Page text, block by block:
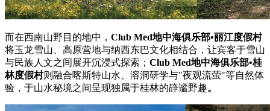
而在西南山野目的地中， Club Med地中海俱乐部•丽江度假村
将玉龙雪山、高原营地与纳西东巴文化相结合，让宾客于雪山
与民族人文之间展开沉浸式探索； Club Med地中海俱乐部•桂
林度假村则融合喀斯特山水、溶洞研学与"夜观流萤"等自然体
验，于山水秘境之间呈现独属于桂林的静谧野趣。